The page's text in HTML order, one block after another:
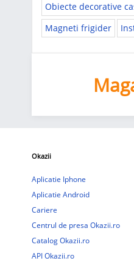
Obiecte decorative
Magneti frigider
Okazii
Aplicatie Iphone
Aplicatie Android
Cariere
Centrul de presa Okazii.ro
Catalog Okazii.ro
API Okazii.ro